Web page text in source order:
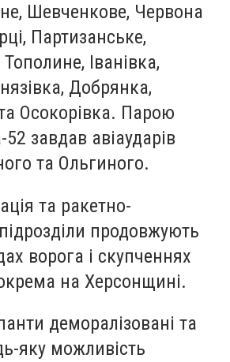
Шевченкове, Червона
Партизанське,
Іванівка,
Добрянка,
Осокорівка. Парою
52 завдав авіаударів
та Ольгиного.
та ракетно-
продовжують
ворога і скупченнях
на Херсонщині.
деморалізовані та
яку можливість